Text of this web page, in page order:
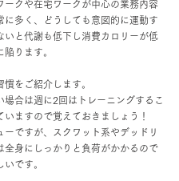
ークや在宅ワークが中心の業務内容
に多く、どうしても意図的に運動す
いと代謝も低下し消費カロリーが低
陥ります。
慣をご紹介します。
場合は週に2回はトレーニングするこ
いますので覚えておきましょう！
ーですが、スクワット系やデッドリ
全身にしっかりと負荷がかかるので
です。